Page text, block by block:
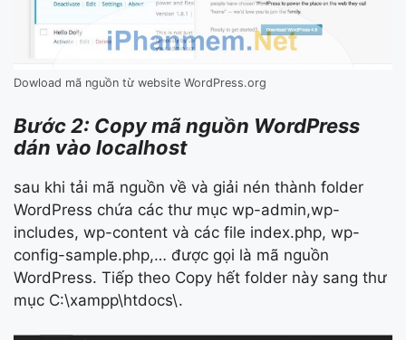
Dowload mã nguồn từ website WordPress.org
Bước 2: Copy mã nguồn WordPress
dán vào localhost
sau khi tải mã nguồn về và giải nén thành folder
WordPress chứa các thư mục wp-admin,wp-
includes, wp-content và các file index.php, wp-
config-sample.php,… được gọi là mã nguồn
WordPress. Tiếp theo Copy hết folder này sang thư
mục C:\xampp\htdocs\.